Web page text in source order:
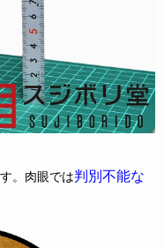
。肉眼では判別不能な